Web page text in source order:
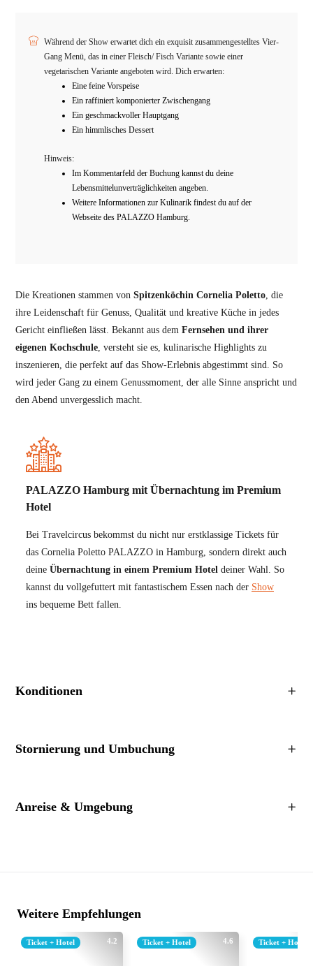
Während der Show erwartet dich ein exquisit zusammengestelltes Vier-
Gang Menü, das in einer Fleisch/ Fisch Variante sowie einer
vegetarischen Variante angeboten wird. Dich erwarten:
Eine feine Vorspeise
Ein raffiniert komponierter Zwischengang
Ein geschmackvoller Hauptgang
Ein himmlisches Dessert
Hinweis:
Im Kommentarfeld der Buchung kannst du deine
Lebensmittelunverträglichkeiten angeben.
Weitere Informationen zur Kulinarik findest du auf der
Webseite des PALAZZO Hamburg.
Die Kreationen stammen von Spitzenköchin Cornelia Poletto, die
ihre Leidenschaft für Genuss, Qualität und kreative Küche in jedes
Gericht einfließen lässt. Bekannt aus dem Fernsehen und ihrer
eigenen Kochschule, versteht sie es, kulinarische Highlights zu
inszenieren, die perfekt auf das Show-Erlebnis abgestimmt sind. So
wird jeder Gang zu einem Genussmoment, der alle Sinne anspricht und
den Abend unvergesslich macht.
PALAZZO Hamburg mit Übernachtung im Premium
Hotel
Bei Travelcircus bekommst du nicht nur erstklassige Tickets für
das Cornelia Poletto PALAZZO in Hamburg, sondern direkt auch
deine Übernachtung in einem Premium Hotel deiner Wahl. So
kannst du vollgefuttert mit fantastischem Essen nach der Show
ins bequeme Bett fallen.
Konditionen
Stornierung und Umbuchung
Anreise & Umgebung
Weitere Empfehlungen
4.2
Ticket + Hotel 4.6
Ticket + Hotel Ticket + Hotel